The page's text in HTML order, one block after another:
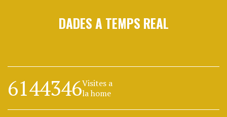
DADES A TEMPS REAL
6144346Visites a
la home